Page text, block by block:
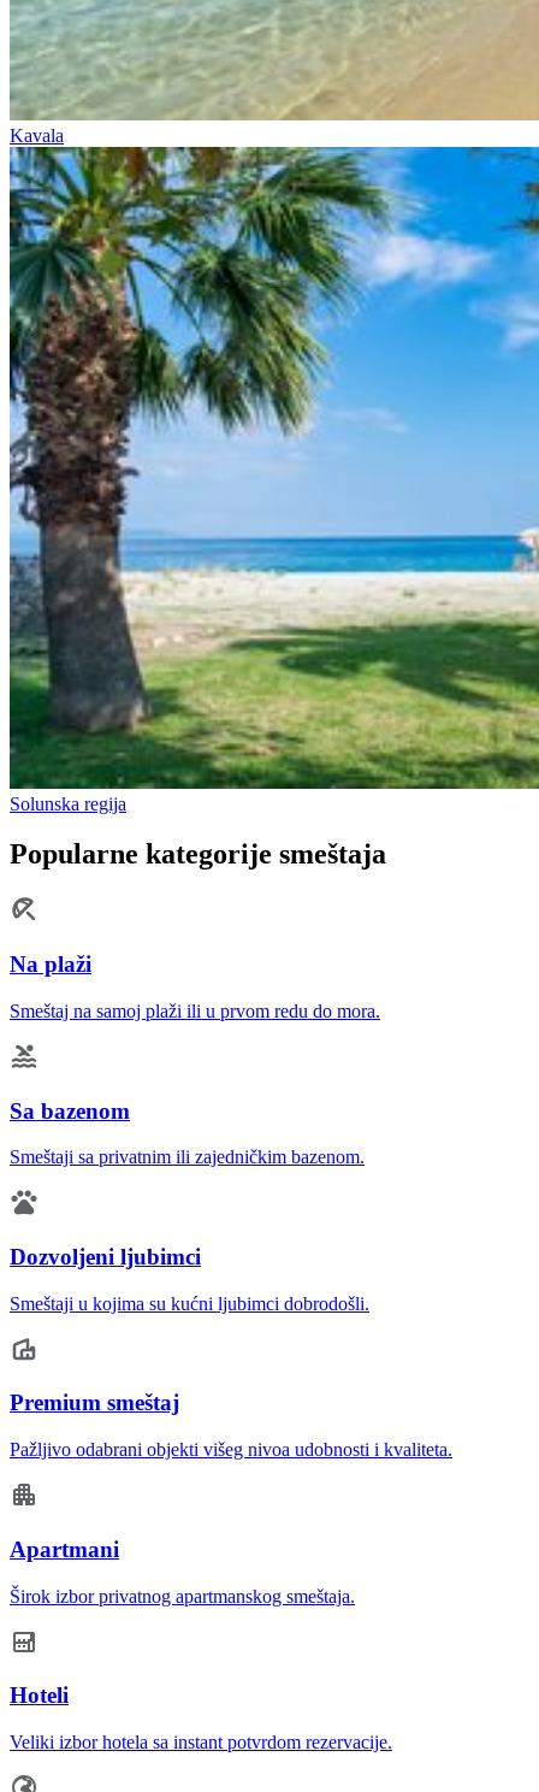
Kavala
Solunska regija
Popularne kategorije smeštaja
Na plaži
Smeštaj na samoj plaži ili u prvom redu do mora.
Sa bazenom
Smeštaji sa privatnim ili zajedničkim bazenom.
Dozvoljeni ljubimci
Smeštaji u kojima su kućni ljubimci dobrodošli.
Premium smeštaj
Pažljivo odabrani objekti višeg nivoa udobnosti i kvaliteta.
Apartmani
Širok izbor privatnog apartmanskog smeštaja.
Hoteli
Veliki izbor hotela sa instant potvrdom rezervacije.